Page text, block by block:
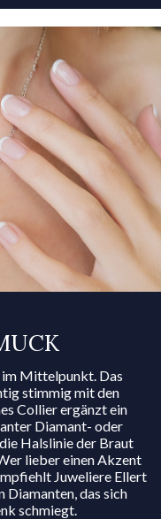
Mittelpunkt. Das
stimmig mit den
Collier ergänzt ein
Diamant- oder
Halslinie der Braut
lieber einen Akzent
Juweliere Ellert
Diamanten, das sich
schmiegt.